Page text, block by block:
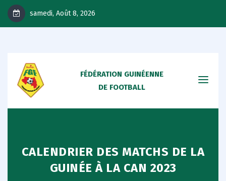
samedi, Août 8, 2026
FÉDÉRATION GUINÉENNE
DE FOOTBALL
CALENDRIER DES MATCHS DE LA
GUINÉE À LA CAN 2023